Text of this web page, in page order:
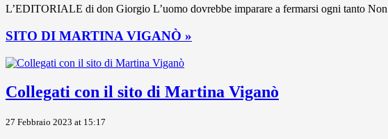
L’EDITORIALE di don Giorgio L’uomo dovrebbe imparare a fermarsi ogni tanto
SITO DI MARTINA VIGANÒ »
Collegati con il sito di Martina Viganò
27 Febbraio 2023 at 15:17